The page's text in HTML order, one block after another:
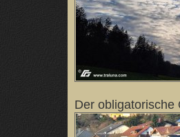
Der obligatorische